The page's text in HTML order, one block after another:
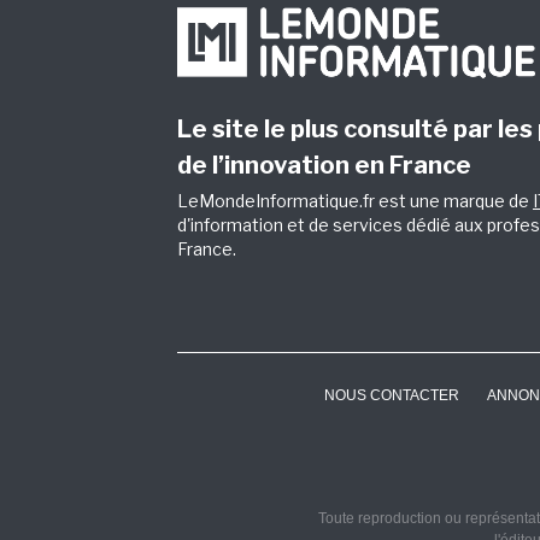
Le site le plus consulté par
de l’innovation en France
LeMondeInformatique.fr est une marque de
d'information et de services dédié aux
France.
NOUS CONTACTER
Toute reproduction ou